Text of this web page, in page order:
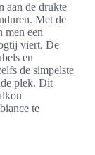
aan de drukte
Met de
men een
viert. De
en
de simpelste
plek. Dit
te